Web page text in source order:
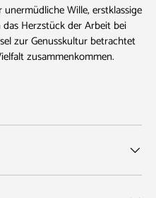
Wille, erstklassige
Herzstück der Arbeit bei
zur Genusskultur betrachtet
zusammenkommen.